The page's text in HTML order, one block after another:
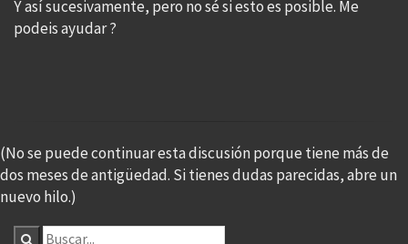
Y así sucesivamente, pero no sé si esto es posible. Me
podeis ayudar ?
(No se puede continuar esta discusión porque tiene más de
dos meses de antigüedad. Si tienes dudas parecidas, abre un
nuevo hilo.)